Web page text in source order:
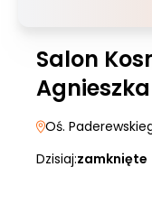
Salon
Oś.
Dzisiaj:zamknięte